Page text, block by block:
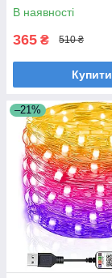
В наявності
365 ₴ 510 ₴
Купити
–21%